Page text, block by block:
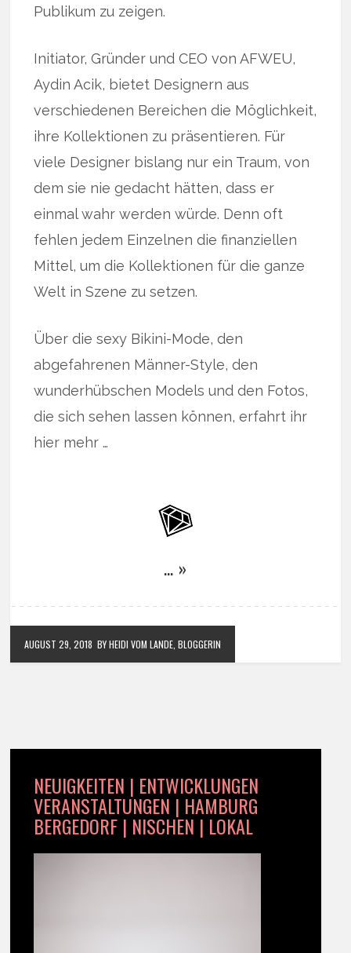
Publikum zu zeigen.
Initiator, Gründer und CEO von AFWEU,
Aydin Acik, bietet Designern aus
verschiedenen Bereichen die Möglichkeit,
ihre Kollektionen zu präsentieren. Für
viele Designer bislang nur ein Traum, von
dem sie nie gedacht hätten, dass er
einmal wahr werden würde. Denn oft
fehlen jedem Einzelnen die finanziellen
Mittel, um die Kollektionen für die ganze
Welt in Szene zu setzen.
Über die sexy Bikini-Mode, den
abgefahrenen Männer-Style, den
wunderhübschen Models und den Fotos,
die sich sehen lassen können, erfahrt ihr
hier mehr …
… »
AUGUST 29, 2018 BY HEIDI VOM LANDE, BLOGGERIN
NEUIGKEITEN | ENTWICKLUNGEN
VERANSTALTUNGEN | HAMBURG
BERGEDORF | NISCHEN | LOKAL